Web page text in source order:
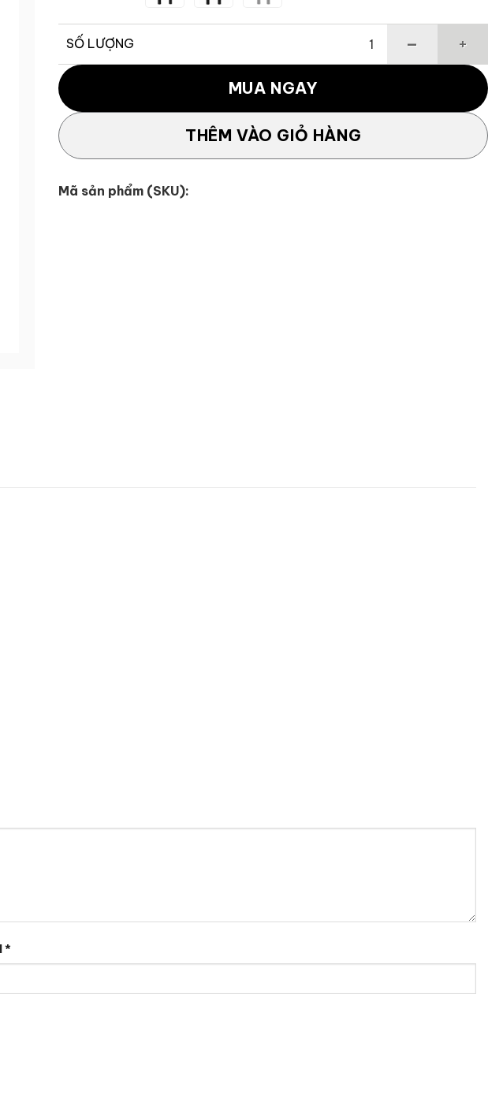
SỐ LƯỢNG
Đầu bọc gậy Fairway Auth-Tech số lượng
THÊM VÀO GIỎ HÀNG
MUA NGAY
Mã sản phẩm (SKU):
*